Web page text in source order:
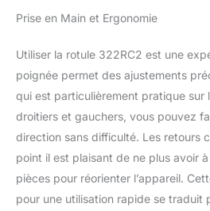
Prise en Main et Ergonomie
Utiliser la rotule 322RC2 est une
poignée permet des ajustements
qui est particulièrement pratique sur
droitiers et gauchers, vous pouvez
direction sans difficulté. Les retours
point il est plaisant de ne plus avoir
pièces pour réorienter l’appareil.
pour une utilisation rapide se traduit